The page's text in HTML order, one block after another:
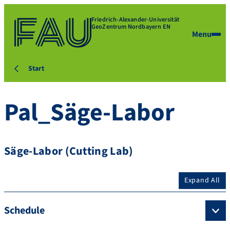
Friedrich-Alexander-Universität
GeoZentrum Nordbayern EN
Menu
Start
Pal_Säge-Labor
Säge-Labor (Cutting Lab)
Expand All
Schedule